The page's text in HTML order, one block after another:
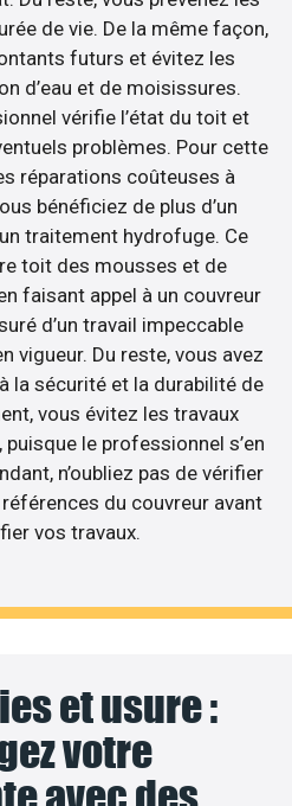
de vie. De la même façon,
futurs et évitez les
d’eau et de moisissures.
vérifie l’état du toit et
problèmes. Pour cette
réparations coûteuses à
bénéficiez de plus d’un
traitement hydrofuge. Ce
toit des mousses et de
faisant appel à un couvreur
d’un travail impeccable
vigueur. Du reste, vous avez
la sécurité et la durabilité de
vous évitez les travaux
le professionnel s’en
n’oubliez pas de vérifier
du couvreur avant
vos travaux.
et usure :
votre